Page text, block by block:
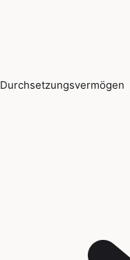
Durchsetzungsvermögen